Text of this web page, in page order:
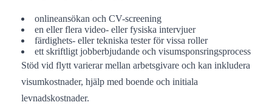
onlineansökan och CV-screening
en eller flera video- eller fysiska intervjuer
färdighets- eller tekniska tester för vissa roller
ett skriftligt jobberbjudande och visumsponsringsprocess
Stöd vid flytt varierar mellan arbetsgivare och kan inkludera
visumkostnader, hjälp med boende och initiala
levnadskostnader.